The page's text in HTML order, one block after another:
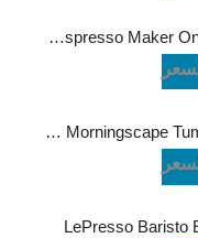
LePresso Brewjet Portable Espresso Maker One-Touch Operation - Grey
LePresso Morningscape Tumbler Mug Dual Sip - Gray
LePresso Baristo